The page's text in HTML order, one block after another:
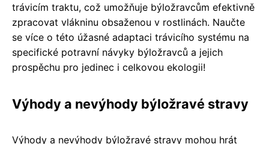
trávicím traktu, což umožňuje býložravcům efektivně
zpracovat vlákninu obsaženou v rostlinách. Naučte
se více o této úžasné adaptaci trávicího systému na
specifické potravní návyky býložravců a jejich
prospěchu pro jedinec i celkovou ekologii!
Výhody a nevýhody býložravé stravy
Výhody a nevýhody býložravé stravy mohou hrát